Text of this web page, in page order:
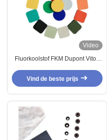
Video
Fluorkoolstof FKM Dupont Viton
ingewikkelde rubberonderdelen
Vind de beste prijs